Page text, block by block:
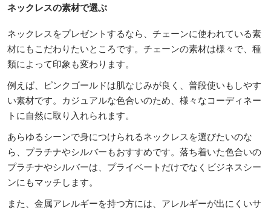
ネックレスの素材で選ぶ
ネックレスをプレゼントするなら、チェーンに使われている素
材にもこだわりたいところです。チェーンの素材は様々で、種
類によって印象も変わります。
例えば、ピンクゴールドは肌なじみが良く、普段使いもしやす
い素材です。カジュアルな色合いのため、様々なコーディネー
トに自然に取り入れられます。
あらゆるシーンで身につけられるネックレスを選びたいのな
ら、プラチナやシルバーもおすすめです。落ち着いた色合いの
プラチナやシルバーは、プライベートだけでなくビジネスシー
ンにもマッチします。
また、金属アレルギーを持つ方には、アレルギーが出にくいサ